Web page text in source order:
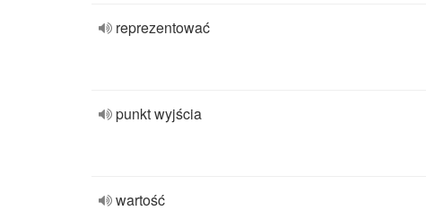
reprezentować
punkt wyjścia
wartość